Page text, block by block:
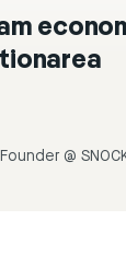
Founder @